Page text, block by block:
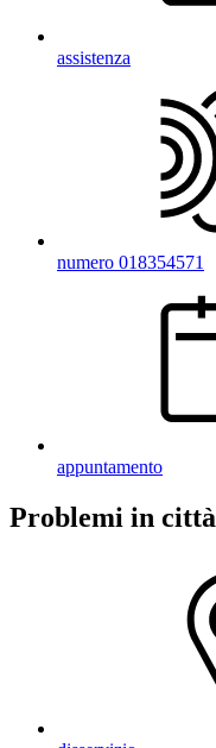
assistenza
numero 018354571
appuntamento
Problemi in città